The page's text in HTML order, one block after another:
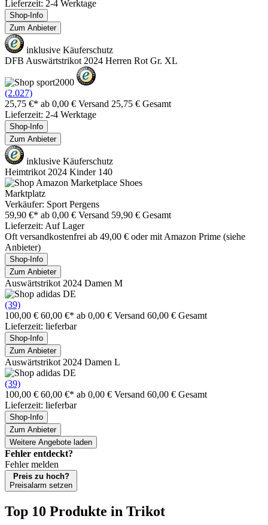
Lieferzeit: 2-4 Werktage
Shop-Info
Zum Anbieter
inklusive Käuferschutz
DFB Auswärtstrikot 2024 Herren Rot Gr. XL
(2.027)
25,75 €* ab 0,00 € Versand 25,75 € Gesamt
Lieferzeit: 2-4 Werktage
Shop-Info
Zum Anbieter
inklusive Käuferschutz
Heimtrikot 2024 Kinder 140
Marktplatz
Verkäufer: Sport Pergens
59,90 €* ab 0,00 € Versand 59,90 € Gesamt
Lieferzeit: Auf Lager
Oft versandkostenfrei ab 49,00 € oder mit Amazon Prime (siehe
Anbieter)
Shop-Info
Zum Anbieter
Auswärtstrikot 2024 Damen M
(39)
100,00 € 60,00 €* ab 0,00 € Versand 60,00 € Gesamt
Lieferzeit: lieferbar
Shop-Info
Zum Anbieter
Auswärtstrikot 2024 Damen L
(39)
100,00 € 60,00 €* ab 0,00 € Versand 60,00 € Gesamt
Lieferzeit: lieferbar
Shop-Info
Zum Anbieter
Weitere Angebote laden
Fehler entdeckt?
Fehler melden
Preis zu hoch?
Preisalarm setzen
Top 10 Produkte in Trikot